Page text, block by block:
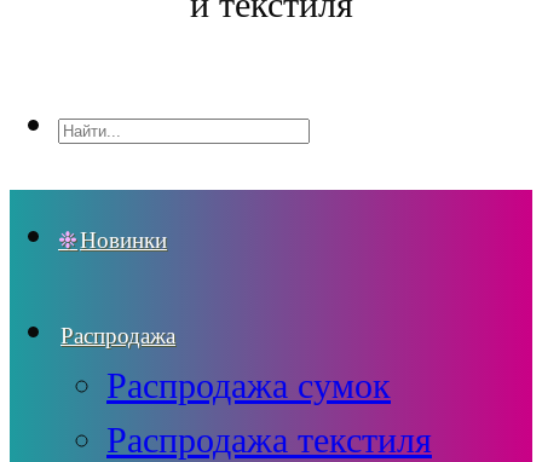
Новинки
Распродажа
Распродажа сумок
Распродажа текстиля